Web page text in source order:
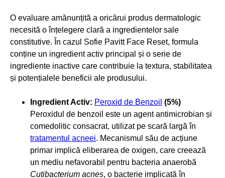
O evaluare amănunțită a oricărui produs dermatologic
necesită o înțelegere clară a ingredientelor sale
constitutive. În cazul Sofie Pavitt Face Reset, formula
conține un ingredient activ principal și o serie de
ingrediente inactive care contribuie la textura, stabilitatea
și potențialele beneficii ale produsului.
Ingredient Activ: Peroxid de Benzoil (5%)
Peroxidul de benzoil este un agent antimicrobian și
comedolitic consacrat, utilizat pe scară largă în
tratamentul acneei. Mecanismul său de acțiune
primar implică eliberarea de oxigen, care creează
un mediu nefavorabil pentru bacteria anaerobă
Cutibacterium acnes, o bacterie implicată în